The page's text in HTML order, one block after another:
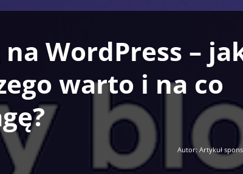
na WordPress –
warto i na co
Autor: Artykuł